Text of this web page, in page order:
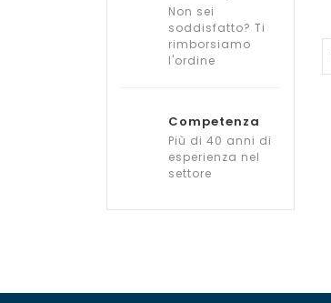
Non sei
soddisfatto? Ti
rimborsiamo
l'ordine
Competenza
Più di 40 anni di
esperienza nel
settore